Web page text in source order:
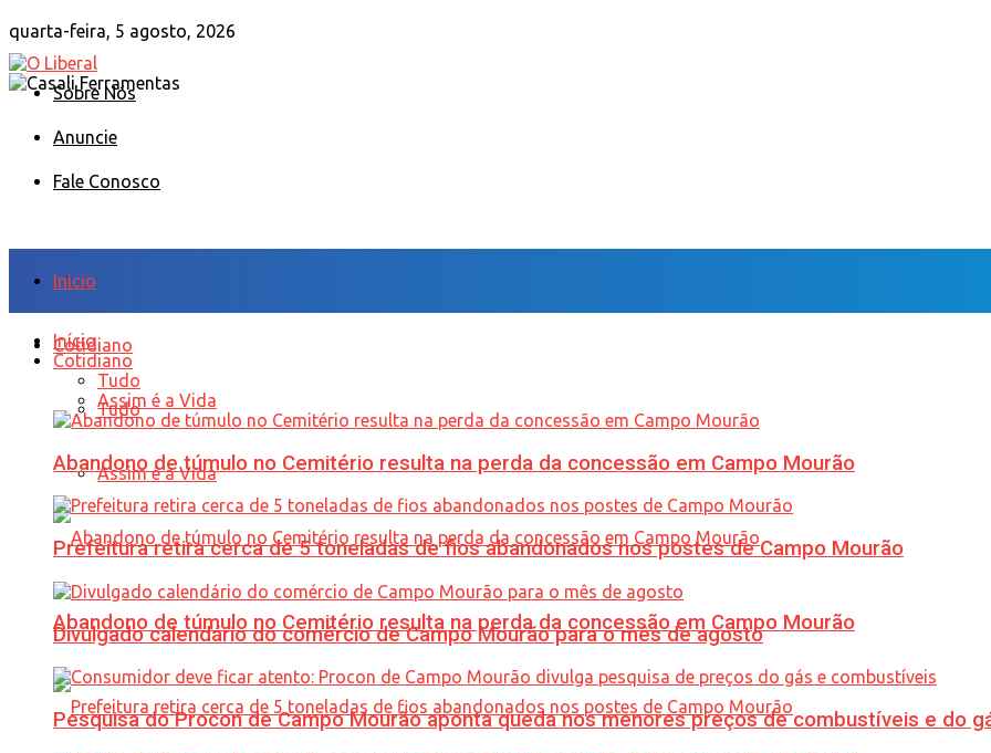
quarta-feira, 5 agosto, 2026
Sobre Nós
Anuncie
Fale Conosco
Início
Cotidiano
Tudo
Assim é a Vida
Abandono de túmulo no Cemitério resulta na perda da concessão em Campo Mourão
Início
Cotidiano
Tudo
Assim é a Vida
Abandono de túmulo no Cemitério resulta na perda da concessão em Campo Mourão
Prefeitura retira cerca de 5 toneladas de fios abandonados nos postes de Campo Mourão
Divulgado calendário do comércio de Campo Mourão para o mês de agosto
Pesquisa do Procon de Campo Mourão aponta queda nos menores preços de combustíveis e do